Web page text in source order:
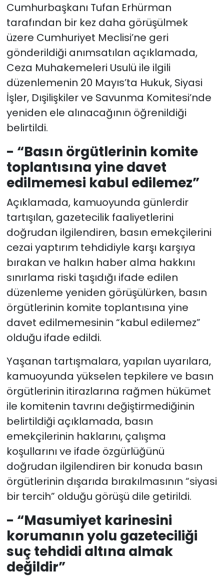
Cumhurbaşkanı Tufan Erhürman
tarafından bir kez daha görüşülmek
üzere Cumhuriyet Meclisi’ne geri
gönderildiği anımsatılan açıklamada,
Ceza Muhakemeleri Usulü ile ilgili
düzenlemenin 20 Mayıs’ta Hukuk, Siyasi
İşler, Dışilişkiler ve Savunma Komitesi’nde
yeniden ele alınacağının öğrenildiği
belirtildi.
- “Basın örgütlerinin komite
toplantısına yine davet
edilmemesi kabul edilemez”
Açıklamada, kamuoyunda günlerdir
tartışılan, gazetecilik faaliyetlerini
doğrudan ilgilendiren, basın emekçilerini
cezai yaptırım tehdidiyle karşı karşıya
bırakan ve halkın haber alma hakkını
sınırlama riski taşıdığı ifade edilen
düzenleme yeniden görüşülürken, basın
örgütlerinin komite toplantısına yine
davet edilmemesinin “kabul edilemez”
olduğu ifade edildi.
Yaşanan tartışmalara, yapılan uyarılara,
kamuoyunda yükselen tepkilere ve basın
örgütlerinin itirazlarına rağmen hükümet
ile komitenin tavrını değiştirmediğinin
belirtildiği açıklamada, basın
emekçilerinin haklarını, çalışma
koşullarını ve ifade özgürlüğünü
doğrudan ilgilendiren bir konuda basın
örgütlerinin dışarıda bırakılmasının “siyasi
bir tercih” olduğu görüşü dile getirildi.
- “Masumiyet karinesini
korumanın yolu gazeteciliği
suç tehdidi altına almak
değildir”